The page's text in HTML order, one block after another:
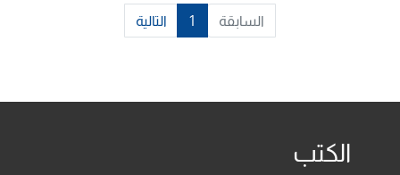
السابقة 1 التالية
الكتب